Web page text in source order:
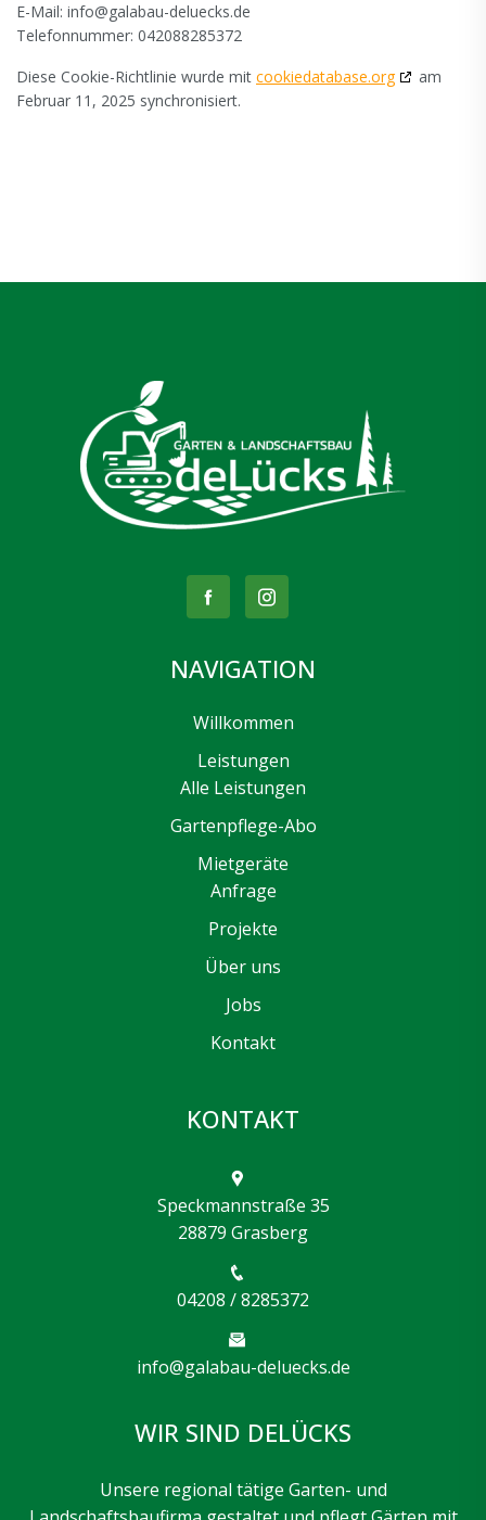
E-Mail: info@galabau-deluecks.de
Telefonnummer: 042088285372
Diese Cookie-Richtlinie wurde mit cookiedatabase.org
am
Februar 11, 2025 synchronisiert.
NAVIGATION
Willkommen
Leistungen
Alle Leistungen
Gartenpflege-Abo
Mietgeräte
Anfrage
Projekte
Über uns
Jobs
Kontakt
KONTAKT
Speckmannstraße 35
28879 Grasberg
04208 / 8285372
info@galabau-deluecks.de
WIR SIND DELÜCKS
Unsere regional tätige Garten- und